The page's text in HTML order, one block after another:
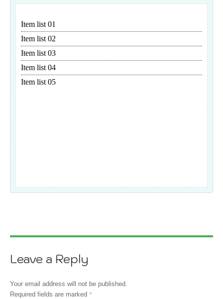
Leave a Reply
Your email address will not be published.
Required fields are marked *